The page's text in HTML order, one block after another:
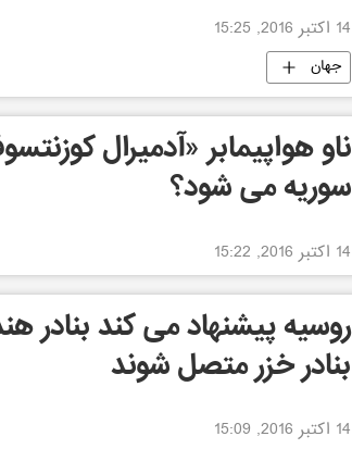
14 اکتبر 2016, 15:25
جهان
ناو هواپیمابر «آدمیرال
سوریه می شود؟
14 اکتبر 2016, 15:22
روسیه پیشنهاد می کند بنادر
بنادر خزر متصل شوند
14 اکتبر 2016, 15:09